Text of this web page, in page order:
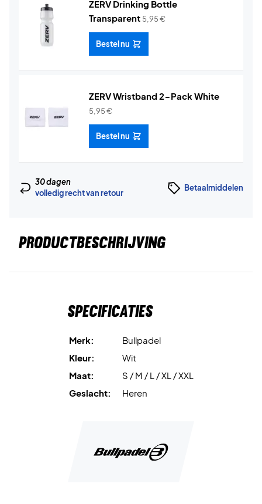
ZERV Drinking Bottle
Transparent 5,95€
Bestel nu
ZERV Wristband 2-Pack White
5,95€
Bestel nu
30 dagen
volledig recht van retour
Betaalmiddelen
PRODUCTBESCHRIJVING
Specificaties
Merk:
Bullpadel
Kleur:
Wit
Maat:
S / M / L / XL / XXL
Geslacht:
Heren